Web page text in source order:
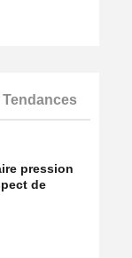
ses activités du
Tendances
pression
de